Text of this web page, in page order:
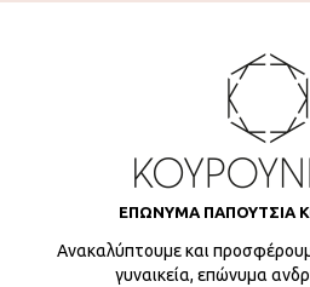
ΕΠΩΝΥΜΑ ΠΑΠΟΥΤΣΙΑ
Ανακαλύπτουμε και
γυναικεία, επώνυμα